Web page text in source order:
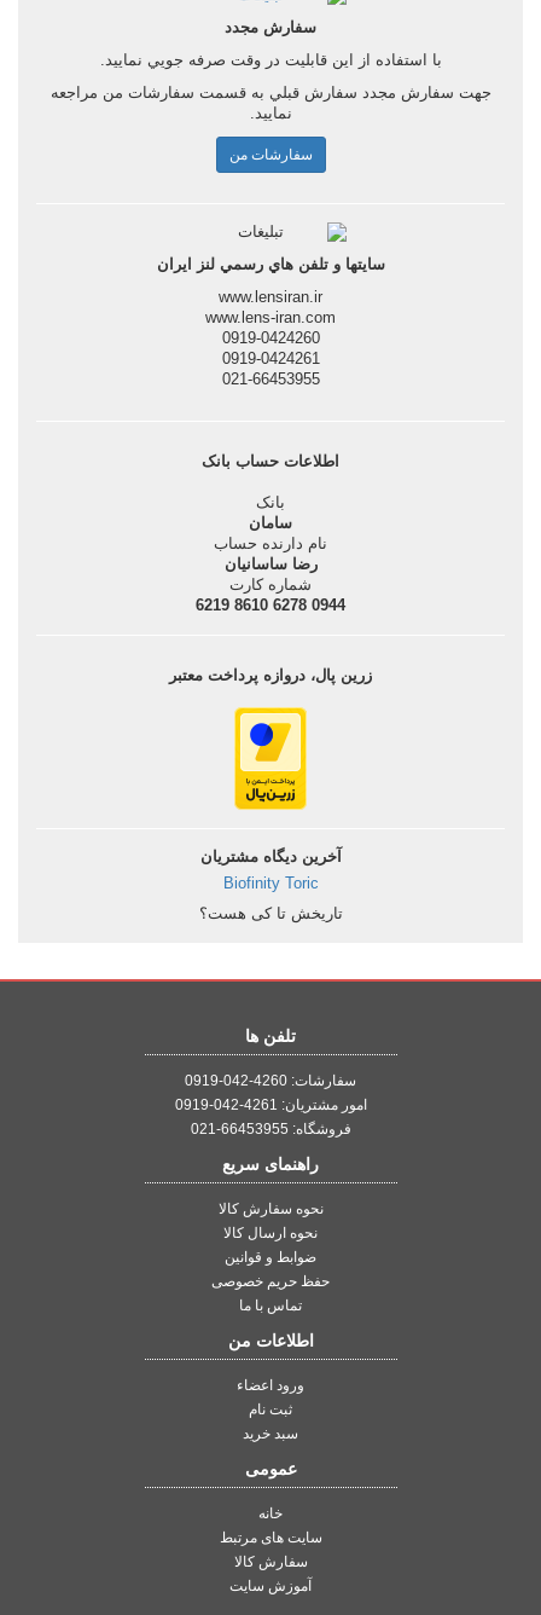
سفارش مجدد
با استفاده از اين قابليت در وقت صرفه جويي نماييد.
جهت سفارش مجدد سفارش قبلي به قسمت سفارشات من مراجعه
نماييد.
سفارشات من
سايتها و تلفن هاي رسمي لنز ايران
www.lensiran.ir
www.lens-iran.com
0919-0424260
0919-0424261
021-66453955
اطلاعات حساب بانک
بانک
سامان
نام دارنده حساب
رضا ساسانيان
شماره کارت
0944 6278 8610 6219
زرین پال، دروازه پرداخت معتبر
آخرین دیگاه مشتریان
Biofinity Toric
تاریخش تا کی هست؟
تلفن ها
سفارشات: 4260-042-0919
امور مشتریان: 4261-042-0919
فروشگاه: 66453955-021
راهنمای سریع
نحوه سفارش کالا
نحوه ارسال کالا
ضوابط و قوانین
حفظ حریم خصوصی
تماس با ما
اطلاعات من
ورود اعضاء
ثبت نام
سبد خرید
عمومی
خانه
سایت های مرتبط
سفارش کالا
آموزش سایت